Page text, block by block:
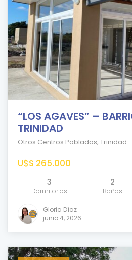
“LOS AGAVES” –
TRINIDAD
Otros Centros Poblados, Trinidad
U$S 265.000
3
Dormitorios
2
Baños
Gloria Díaz
junio 4, 2026